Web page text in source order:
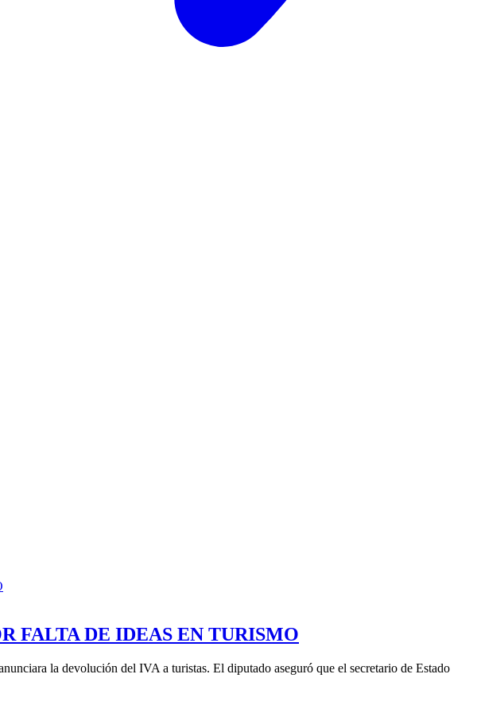
FALTA DE IDEAS EN TURISMO
la devolución del IVA a turistas. El diputado aseguró que el secretario de Estado